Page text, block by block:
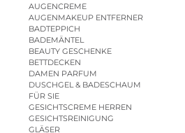
AUGENCREME
AUGENMAKEUP ENTFERNER
BADTEPPICH
BADEMÄNTEL
BEAUTY GESCHENKE
BETTDECKEN
DAMEN PARFUM
DUSCHGEL & BADESCHAUM
FÜR SIE
GESICHTSCREME HERREN
GESICHTSREINIGUNG
GLÄSER